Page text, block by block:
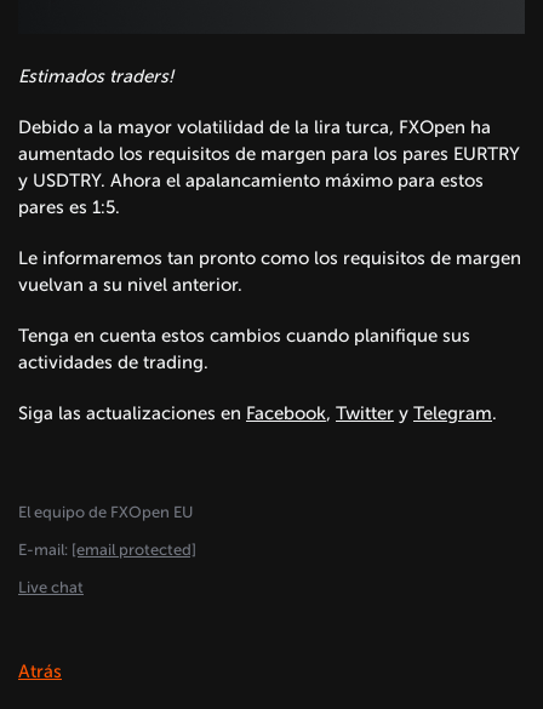
Estimados traders!
Debido a la mayor volatilidad de la lira turca, FXOpen ha
aumentado los requisitos de margen para los pares EURTRY
y USDTRY. Ahora el apalancamiento máximo para estos
pares es 1:5.
Le informaremos tan pronto como los requisitos de margen
vuelvan a su nivel anterior.
Tenga en cuenta estos cambios cuando planifique sus
actividades de trading.
Siga las actualizaciones en Facebook, Twitter y Telegram.
El equipo de FXOpen EU
E-mail: [email protected]
Live chat
Atrás